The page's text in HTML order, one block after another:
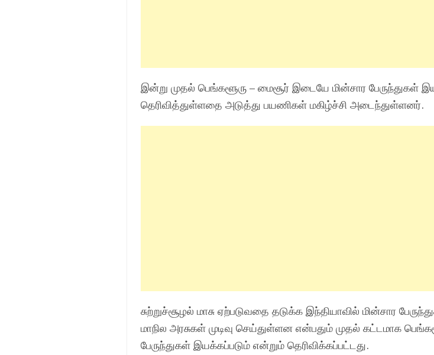
இன்று முதல் பெங்களூரு – மைசூர் இடையே மின்சார பேருந்துகள்
தெரிவித்துள்ளதை அடுத்து பயணிகள் மகிழ்ச்சி அடைந்துள்ளனர்.
சுற்றுச்சூழல் மாசு ஏற்படுவதை தடுக்க இந்தியாவில் மின்சார
மாநில அரசுகள் முடிவு செய்துள்ளன என்பதும் முதல் கட்டமாக
பேருந்துகள் இயக்கப்படும் என்றும் தெரிவிக்கப்பட்டது.